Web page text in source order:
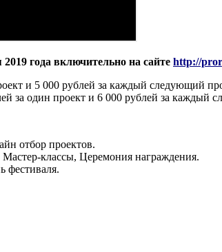
года включительно на сайте http://
и 5 000 рублей за каждый следующий
за один проект и 6 000 рублей за каждый
отбор проектов.
классы, Церемония награждения.
фестиваля.